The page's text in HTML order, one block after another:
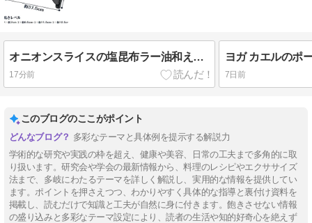
オニオンスライスの塩昆布ラー油和えの作り方
17分前
ヨガ カエルのポ
7日前
このブログのここがポイント
多彩なテーマと具体例を提示する解説力
学術的な研究や実践の枠を超え、健康や美容、日常の工夫まで多角的に取
り扱います。研究会や学会の最新情報から、料理のレシピやエクササイズ
法まで、多岐にわたるテーマを詳しく解説し、実用的な情報を提供してい
ます。ポイントを押さえつつ、わかりやすく具体的な指導と裏付け資料を
掲載し、読むだけで知識と工夫が自然に身に付きます。飽きさせない情報
の盛り込みと多彩なテーマ設定により、読者の生活や知的好奇心を絶えず